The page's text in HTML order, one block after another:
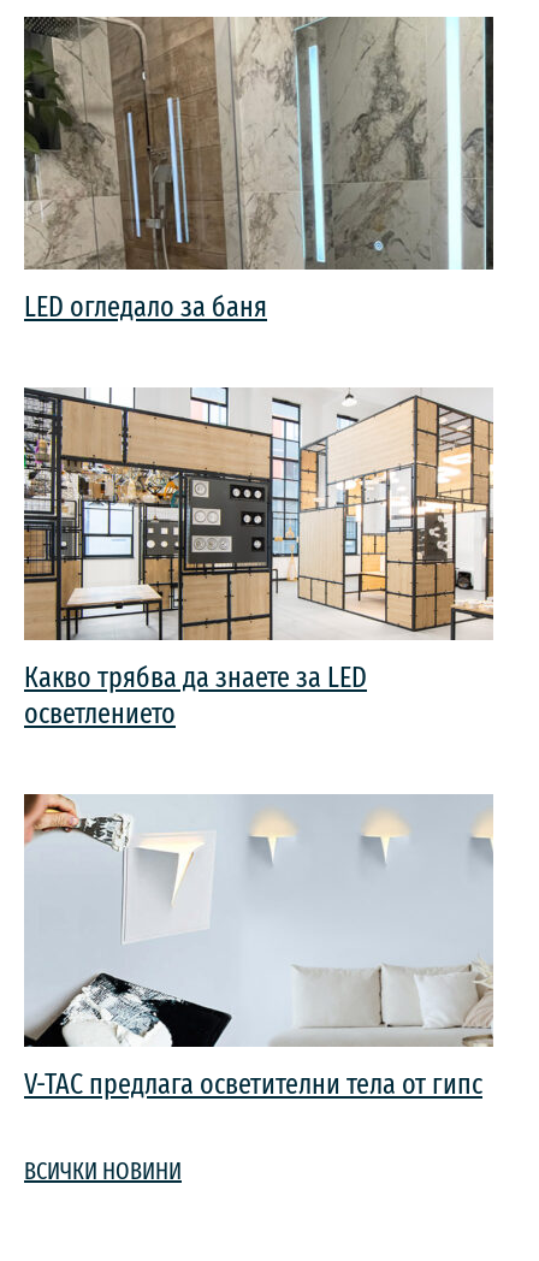
LED огледало за баня
Какво трябва да знаете за LED
осветлението
V-TAC предлага осветителни тела от гипс
ВСИЧКИ НОВИНИ